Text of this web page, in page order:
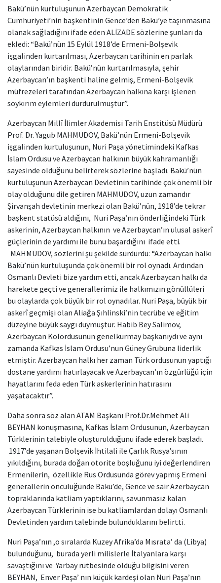
Bakü’nün kurtuluşunun Azerbaycan Demokratik
Cumhuriyeti’nin başkentinin Gence’den Bakü’ye taşınmasına
olanak sağladığını ifade eden ALİZADE sözlerine şunları da
ekledi: “Bakü’nün 15 Eylül 1918’de Ermeni-Bolşevik
işgalinden kurtarılması, Azerbaycan tarihinin en parlak
olaylarından biridir. Bakü’nün kurtarılmasıyla, şehir
Azerbaycan’ın başkenti haline gelmiş, Ermeni-Bolşevik
müfrezeleri tarafından Azerbaycan halkına karşı işlenen
soykırım eylemleri durdurulmuştur”.
Azerbaycan Millî İlimler Akademisi Tarih Enstitüsü Müdürü
Prof. Dr. Yagub MAHMUDOV, Bakü’nün Ermeni-Bolşevik
işgalinden kurtuluşunun, Nuri Paşa yönetimindeki Kafkas
İslam Ordusu ve Azerbaycan halkının büyük kahramanlığı
sayesinde olduğunu belirterek sözlerine başladı. Bakü’nün
kurtuluşunun Azerbaycan Devletinin tarihinde çok önemli bir
olay olduğunu dile getiren MAHMUDOV, uzun zamandır
Şirvanşah devletinin merkezi olan Bakü’nün, 1918’de tekrar
başkent statüsü aldığını, Nuri Paşa’nın önderliğindeki Türk
askerinin, Azerbaycan halkının ve Azerbaycan’ın ulusal askerî
güçlerinin de yardımı ile bunu başardığını ifade etti.
MAHMUDOV, sözlerini şu şekilde sürdürdü: “Azerbaycan halkı
Bakü’nün kurtuluşunda çok önemli bir rol oynadı. Ardından
Osmanlı Devleti bize yardım etti, ancak Azerbaycan halkı da
harekete geçti ve generallerimiz ile halkımızın gönüllüleri
bu olaylarda çok büyük bir rol oynadılar. Nuri Paşa, büyük bir
askerî geçmişi olan Aliağa Şıhlinski’nin tecrübe ve eğitim
düzeyine büyük saygı duymuştur. Habib Bey Salimov,
Azerbaycan Kolordusunun genelkurmay başkanıydı ve aynı
zamanda Kafkas İslam Ordusu’nun Güney Grubuna liderlik
etmiştir. Azerbaycan halkı her zaman Türk ordusunun yaptığı
dostane yardımı hatırlayacak ve Azerbaycan’ın özgürlüğü için
hayatlarını feda eden Türk askerlerinin hatırasını
yaşatacaktır”.
Daha sonra söz alan ATAM Başkanı Prof.Dr.Mehmet Ali
BEYHAN konuşmasına, Kafkas İslam Ordusunun, Azerbaycan
Türklerinin talebiyle oluşturulduğunu ifade ederek başladı.
1917’de yaşanan Bolşevik İhtilali ile Çarlık Rusya’sının
yıkıldığını, burada doğan otorite boşluğunu iyi değerlendiren
Ermenilerin, özellikle Rus Ordusunda görev yapmış Ermeni
generallerin öncülüğünde Bakü’de, Gence ve sair Azerbaycan
topraklarında katliam yaptıklarını, savunmasız kalan
Azerbaycan Türklerinin ise bu katliamlardan dolayı Osmanlı
Devletinden yardım talebinde bulunduklarını belirtti.
Nuri Paşa’nın ,o sıralarda Kuzey Afrika’da Mısrata’ da (Libya)
bulunduğunu, burada yerli milislerle İtalyanlara karşı
savaştığını ve Yarbay rütbesinde olduğu bilgisini veren
BEYHAN, Enver Paşa’ nın küçük kardeşi olan Nuri Paşa’nın